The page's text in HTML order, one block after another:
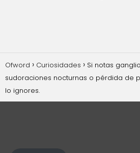
Ofword Curiosidades
Si notas
sudoraciones nocturnas o pérdida de
lo ignores.